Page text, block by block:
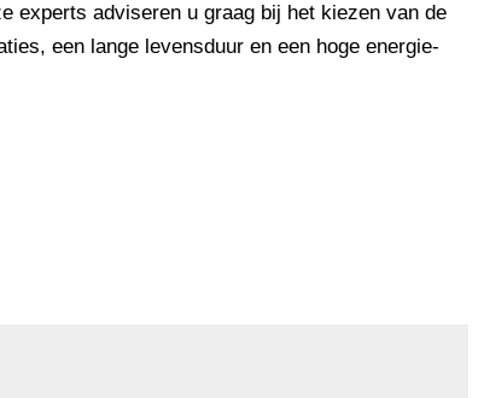
experts adviseren u graag bij het kiezen van de
een lange levensduur en een hoge energie-